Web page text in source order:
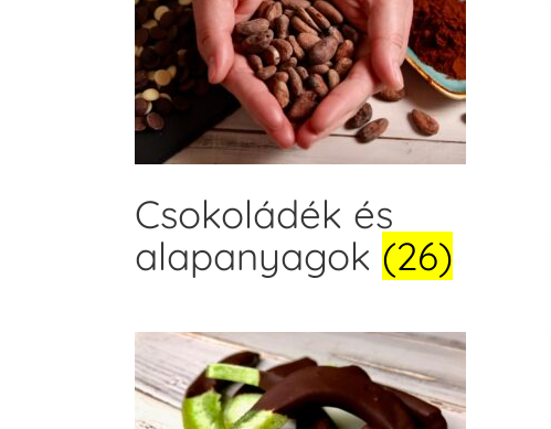
Csokoládék és
alapanyagok (26)